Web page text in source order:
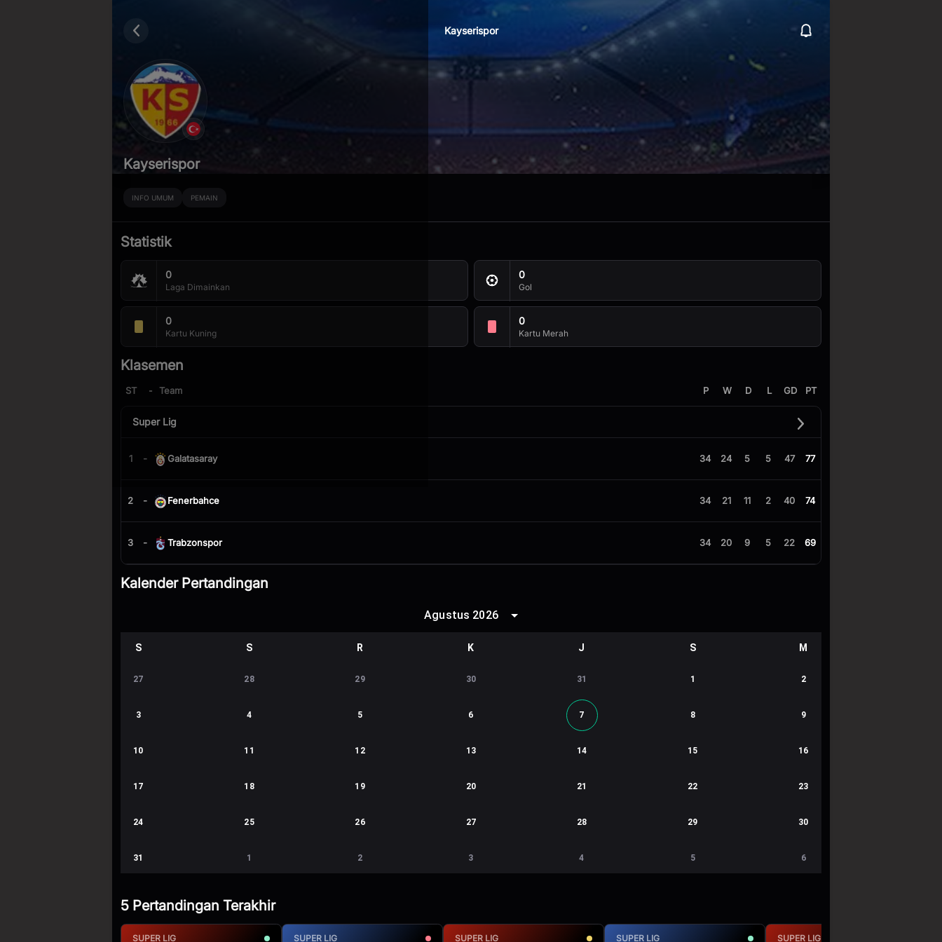
Kayserispor
Kayserispor
INFO UMUM PEMAIN
Statistik
0
Laga Dimainkan
0
Gol
0
Kartu Kuning
0
Kartu Merah
Klasemen
ST - Team P W D L GD PT
Super Lig
1 - Galatasaray 34 24 5 5 47 77
2 - Fenerbahce 34 21 11 2 40 74
3 - Trabzonspor 34 20 9 5 22 69
Kalender Pertandingan
Agustus 2026
S S R K J S M
27 28 29 30 31 1 2
3 4 5 6 7 8 9
10 11 12 13 14 15 16
17 18 19 20 21 22 23
24 25 26 27 28 29 30
31 1 2 3 4 5 6
5 Pertandingan Terakhir
SUPER LIG SUPER LIG SUPER LIG SUPER LIG SUPER LIG
bisa dapat
kumpulkan point dari setiap detik menyaksikan
Sudah punya akun ? Login sekarang